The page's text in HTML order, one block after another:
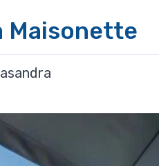
Maisonette